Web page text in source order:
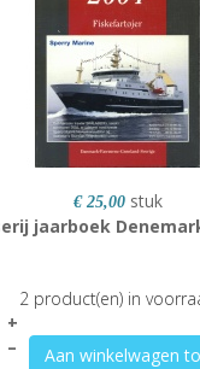
€ 25,00 stuk
jaarboek
2 product(en) in
+
–
Aan winkelwagen